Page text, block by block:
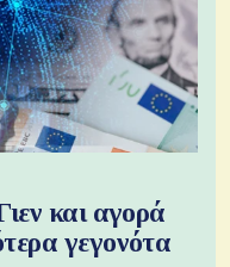
και αγορά
γεγονότα